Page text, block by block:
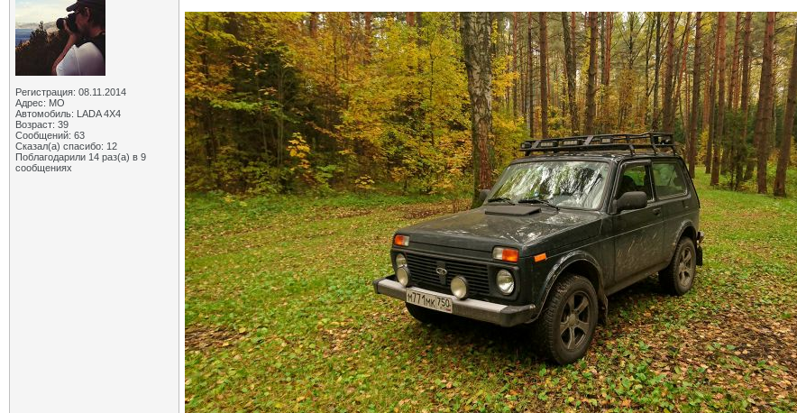
Регистрация: 08.11.2014
Адрес: МО
Автомобиль: LADA 4X4
Возраст: 39
Сообщений: 63
Сказал(а) спасибо: 12
Поблагодарили 14 раз(а) в 9
сообщениях